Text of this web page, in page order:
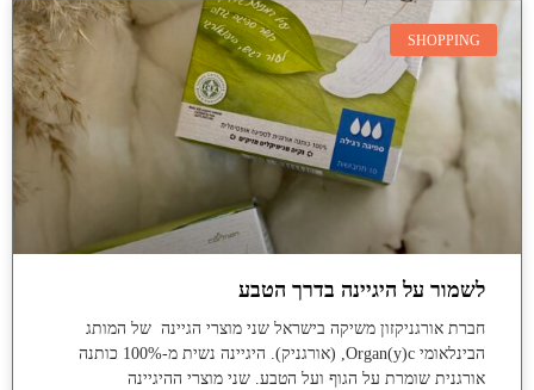
SHOPPING
לשמור על היגיינה בדרך הטבע
חברת אורגניקזון משיקה בישראל שני מוצרי הגיינה של המותג
הבינלאומי Organ(y)c, (אורגניק). היגיינה נשית מ-100% כותנה
אורגנית שומרת על הגוף ועל הטבע. שני מוצרי ההיגיינה